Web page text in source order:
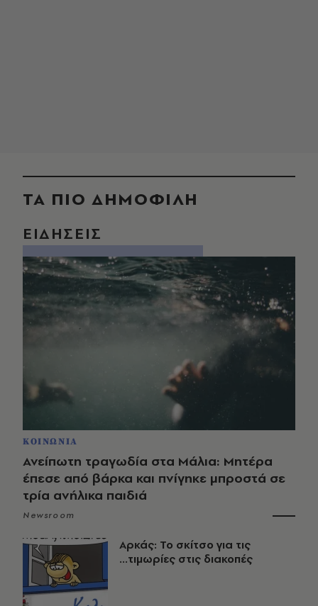
ΤΑ ΠΙΟ ΔΗΜΟΦΙΛΗ
ΕΙΔΗΣΕΙΣ
ΚΟΙΝΩΝΙΑ
Ανείπωτη τραγωδία στα Μάλια: Μητέρα
έπεσε από βάρκα και πνίγηκε μπροστά σε
τρία ανήλικα παιδιά
Newsroom
Αρκάς: Το σκίτσο για τις
...τιμωρίες στις διακοπές